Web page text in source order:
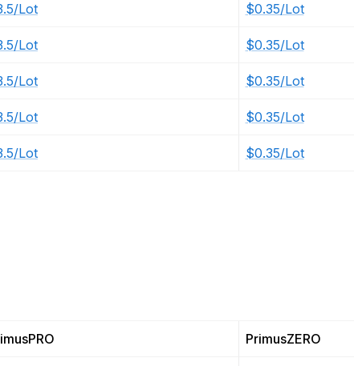
Lot
Lot
Lot
Lot
Lot
$0.35/Lot
$0.35/Lot
$0.35/Lot
$0.35/Lot
$0.35/Lot
PrimusZERO